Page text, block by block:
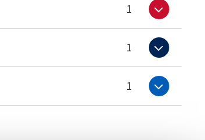
1
1
1